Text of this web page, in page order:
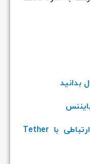
بدانید
توکن TRC 20 چیست و چه ارتباطی با Tether